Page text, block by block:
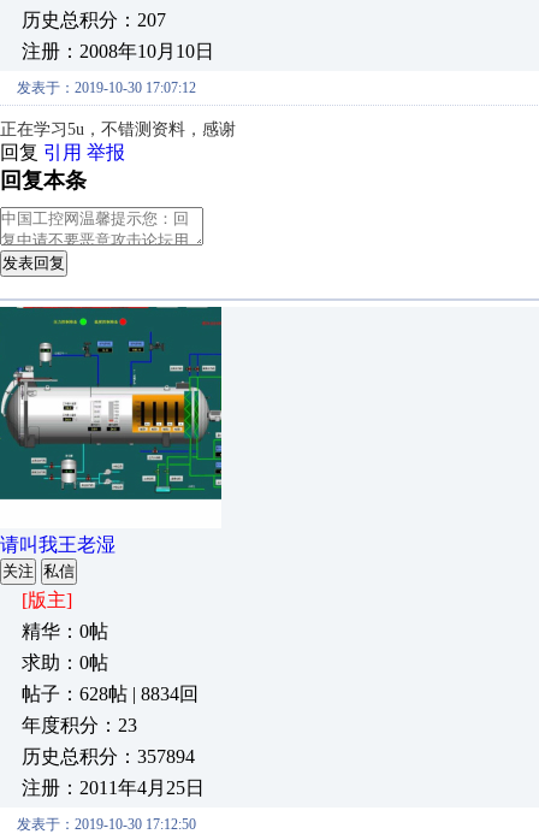
历史总积分：207
注册：2008年10月10日
发表于：2019-10-30 17:07:12
正在学习5u，不错测资料，感谢
回复 引用 举报
回复本条
发表回复
请叫我王老湿
关注 私信
[版主]
精华：0帖
求助：0帖
帖子：628帖 | 8834回
年度积分：23
历史总积分：357894
注册：2011年4月25日
发表于：2019-10-30 17:12:50